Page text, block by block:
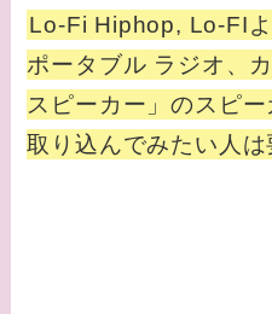
Lo-Fi Hiphop, Lo-FIよ
ポータブル ラジオ、
スピーカー」のスピ
取り込んでみたい人は